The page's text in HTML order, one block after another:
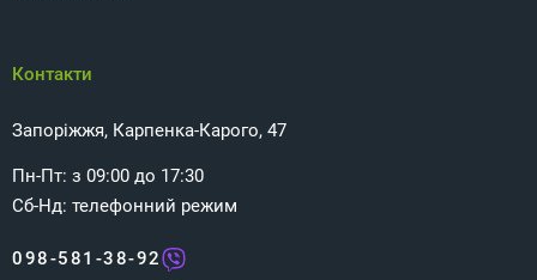
Контакти
Запоріжжя, Карпенка-Карого, 47
Пн-Пт: з 09:00 до 17:30
Сб-Нд: телефонний режим
098-581-38-92